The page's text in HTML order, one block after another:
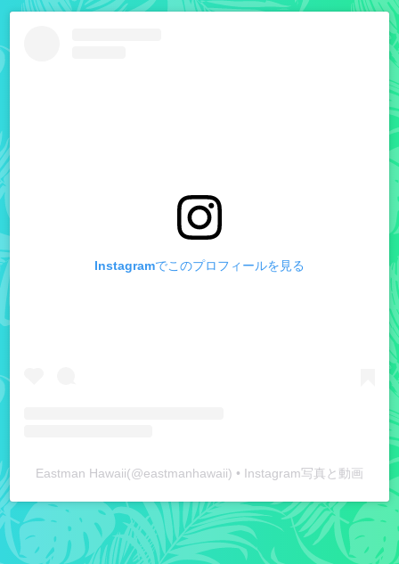
Instagramでこのプロフィールを見る
Eastman Hawaii(@eastmanhawaii) • Instagram写真と動画